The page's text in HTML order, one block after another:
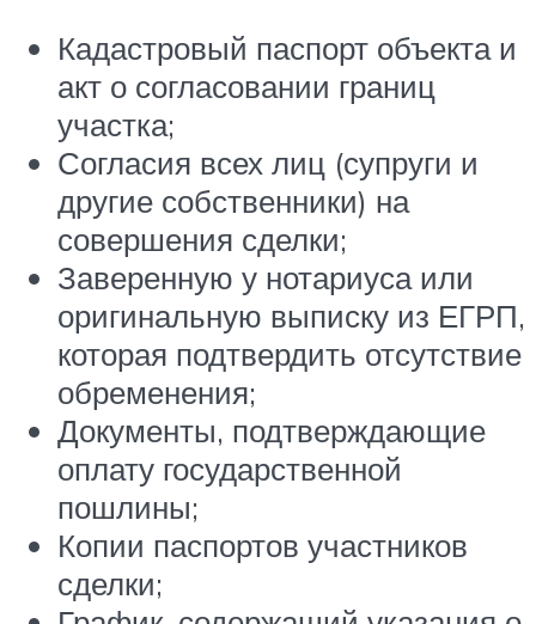
Кадастровый паспорт объекта и
акт о согласовании границ
участка;
Согласия всех лиц (супруги и
другие собственники) на
совершения сделки;
Заверенную у нотариуса или
оригинальную выписку из ЕГРП,
которая подтвердить отсутствие
обременения;
Документы, подтверждающие
оплату государственной
пошлины;
Копии паспортов участников
сделки;